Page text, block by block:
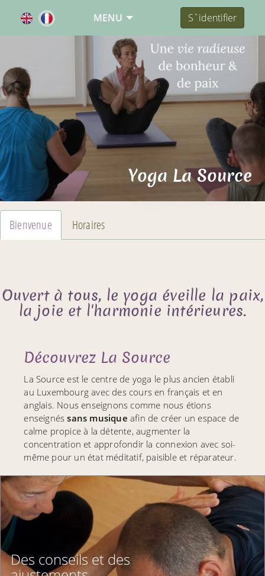
MENU S`identifier
Yoga La Source
Bienvenue Horaires
Ouvert à tous, le yoga éveille la paix,
la joie et l'harmonie intérieures.
Découvrez La Source
La Source est le centre de yoga le plus ancien établi
au Luxembourg avec des cours en français et en
anglais. Nous enseignons comme nous étions
enseignéssans musique afin de créer un espace de
calme propice à la détente, augmenter la
concentration et approfondir la connexion avec soi-
même pour un état méditatif, paisible et réparateur.
Des conseils et des